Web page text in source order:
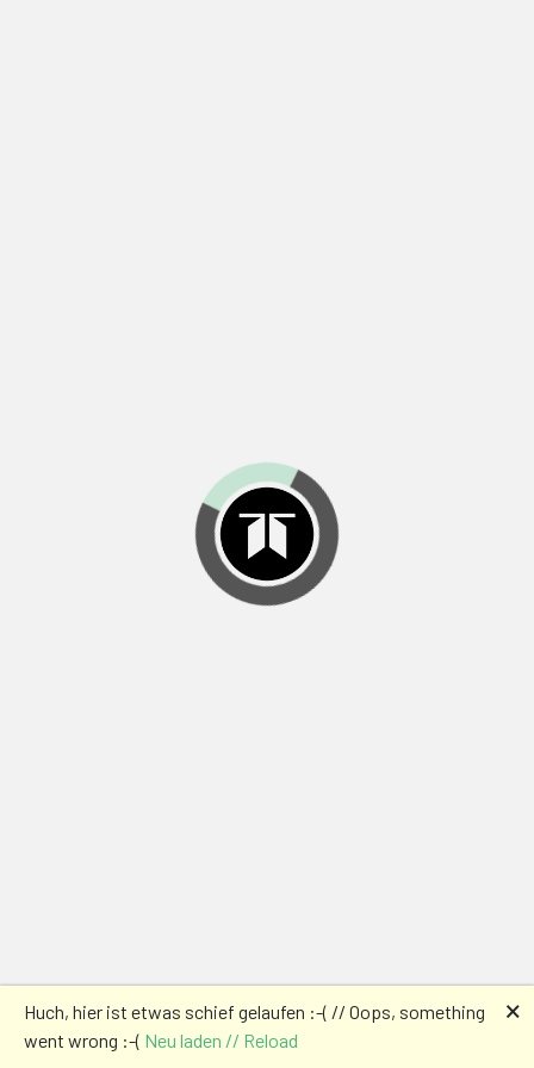
Huch, hier ist etwas schief gelaufen :-( // Oops, something
went wrong :-( Neu laden // Reload
🗙